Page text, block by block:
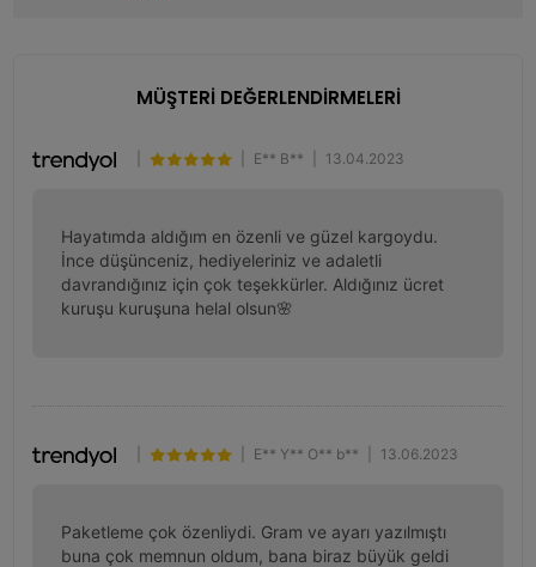
MÜŞTERİ DEĞERLENDİRMELERİ
E** B** 13.04.2023
Hayatımda aldığım en özenli ve güzel kargoydu.
İnce düşünceniz, hediyeleriniz ve adaletli
davrandığınız için çok teşekkürler. Aldığınız ücret
kuruşu kuruşuna helal olsun🌸
E** Y** O** b** 13.06.2023
Paketleme çok özenliydi. Gram ve ayarı yazılmıştı
buna çok memnun oldum, bana biraz büyük geldi